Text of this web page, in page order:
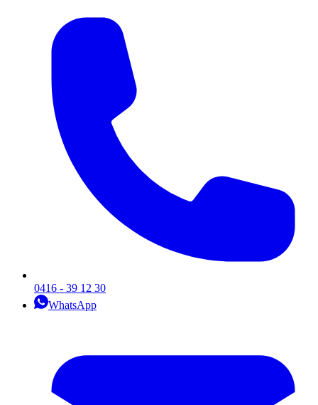
0416 - 39 12 30
WhatsApp